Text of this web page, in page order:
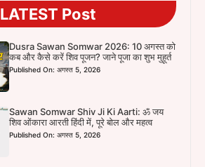
LATEST Post
Dusra Sawan Somwar 2026: 10 अगस्त को
कब और कैसे करें शिव पूजन? जाने पूजा का शुभ मुहूर्त
Published On: अगस्त 5, 2026
Sawan Somwar Shiv Ji Ki Aarti: ॐ जय
शिव ओंकारा आरती हिंदी में, पूरे बोल और महत्व
Published On: अगस्त 5, 2026